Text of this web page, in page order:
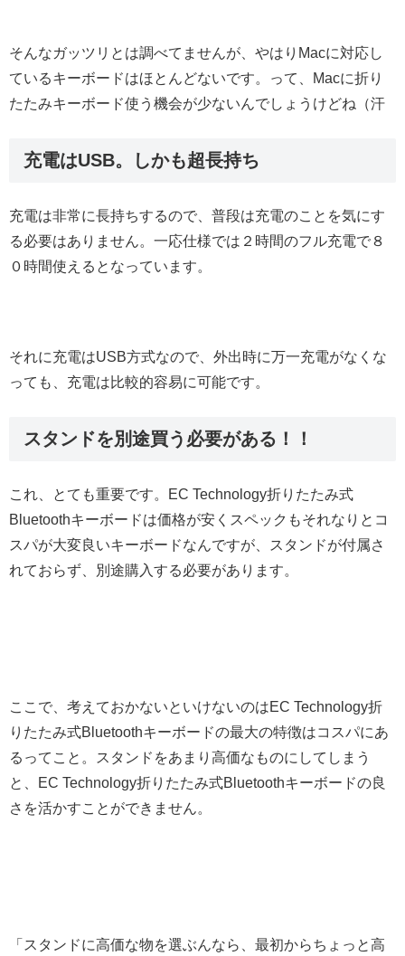
そんなガッツリとは調べてませんが、やはりMacに対応し
ているキーボードはほとんどないです。って、Macに折り
たたみキーボード使う機会が少ないんでしょうけどね（汗
充電はUSB。しかも超長持ち
充電は非常に長持ちするので、普段は充電のことを気にす
る必要はありません。一応仕様では２時間のフル充電で８
０時間使えるとなっています。
それに充電はUSB方式なので、外出時に万一充電がなくな
っても、充電は比較的容易に可能です。
スタンドを別途買う必要がある！！
これ、とても重要です。EC Technology折りたたみ式
Bluetoothキーボードは価格が安くスペックもそれなりとコ
スパが大変良いキーボードなんですが、スタンドが付属さ
れておらず、別途購入する必要があります。
ここで、考えておかないといけないのはEC Technology折
りたたみ式Bluetoothキーボードの最大の特徴はコスパにあ
るってこと。スタンドをあまり高価なものにしてしまう
と、EC Technology折りたたみ式Bluetoothキーボードの良
さを活かすことができません。
「スタンドに高価な物を選ぶんなら、最初からちょっと高